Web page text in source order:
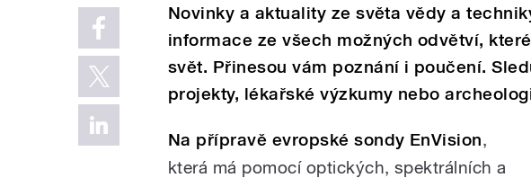
Novinky a aktuality ze světa vědy a
informace ze všech možných odvětví,
svět. Přinesou vám poznání i poučení.
projekty, lékařské výzkumy nebo
Na přípravě evropské sondy EnVision,
která má pomocí optických, spektrálních a